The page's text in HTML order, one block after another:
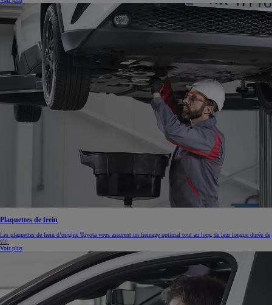
Plaquettes de frein
Les plaquettes de frein d’origine Toyota vous assurent un freinage optimal tout au long de leur longue durée de
vie.
Voir plus